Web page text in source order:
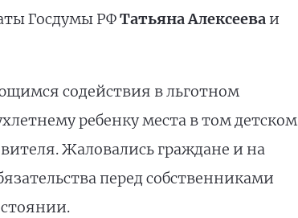
Госдумы РФТатьяна Алексееваи
содействия в льготном
ребенку места в том детском
Жаловались граждане и на
перед собственниками